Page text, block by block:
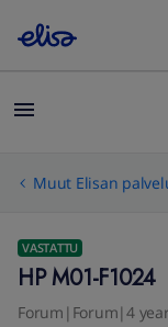
Muut Elisan
VASTATTU
HP M01-F1024
Forum|Forum|4